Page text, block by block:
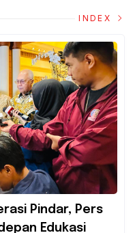
INDEX
Pindar, Pers
Edukasi